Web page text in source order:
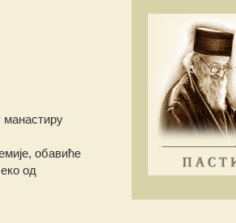
манастиру
обавиће
од